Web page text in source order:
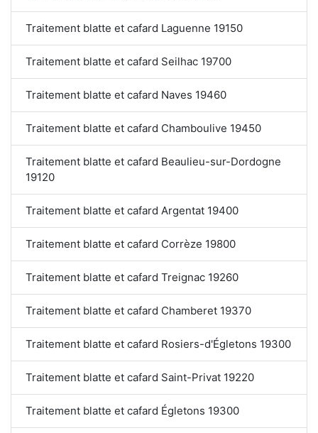
Traitement blatte et cafard Laguenne 19150
Traitement blatte et cafard Seilhac 19700
Traitement blatte et cafard Naves 19460
Traitement blatte et cafard Chamboulive 19450
Traitement blatte et cafard Beaulieu-sur-Dordogne
19120
Traitement blatte et cafard Argentat 19400
Traitement blatte et cafard Corrèze 19800
Traitement blatte et cafard Treignac 19260
Traitement blatte et cafard Chamberet 19370
Traitement blatte et cafard Rosiers-d'Égletons 19300
Traitement blatte et cafard Saint-Privat 19220
Traitement blatte et cafard Égletons 19300